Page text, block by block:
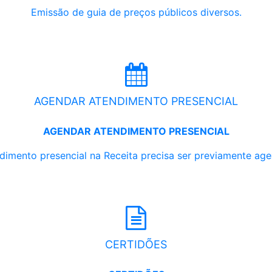
Emissão de guia de preços públicos diversos.
AGENDAR ATENDIMENTO PRESENCIAL
AGENDAR ATENDIMENTO PRESENCIAL
presencial na Receita precisa ser previamente
CERTIDÕES